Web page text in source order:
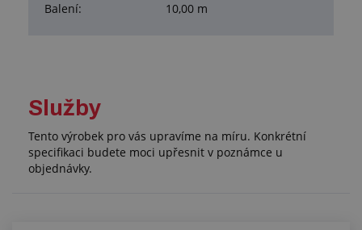
Balení:
10,00 m
Služby
Tento výrobek pro vás upravíme na míru. Konkrétní
specifikaci budete moci upřesnit v poznámce u
objednávky.